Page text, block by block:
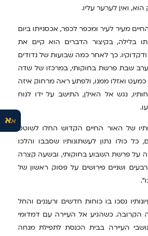
אא
ואין לערער עליו.
מעיר לעיר ומכפר לכפר, אכסנייתו ביום
בלילה, בקיצור הדברים הוא קיים את
כך לאחר כמה שבועות של נדודים
שבת פרשת בחוקותי, במרכזו של שדה
כמעט ואזלו ממנו, ולפתע ראה מרחוק איזה
נגש אל האילן, התישב על ידו לנוח
של האור החיים הקדוש החלו לשוטט
כל כולו נתון לעשתונותיו שסבבו והלכו
על פרשת השבוע בחוקותי, ובשעה קצרה
ושניים פירושים על פסוק ראשון של
נסכו בו כוחות חדשים ורעננים והחל
הקרובה. כשהגיע אל העיירה עם דמדומי
העיירה בבית הכנסת לתפילת מנחה